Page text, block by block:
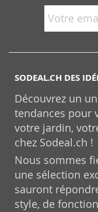
SODEAL.CH DES
Découvrez un
tendances pour
votre jardin,
chez Sodeal.ch !
Nous sommes
une sélection
sauront
style, de